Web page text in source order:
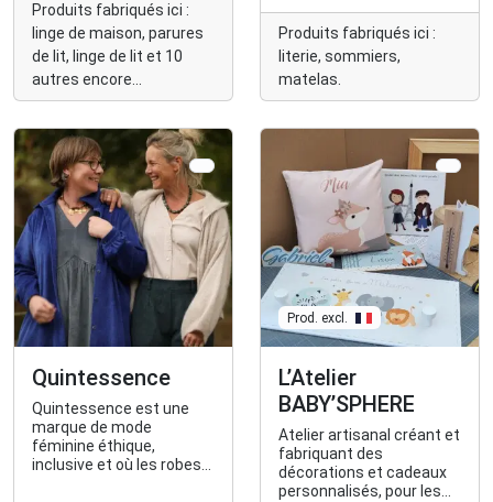
Produits fabriqués ici :
linge de maison, parures
de lit, linge de lit et 10
autres encore...
matelas, sommiers et
linge de lit à la demande,
avec des matériaux
naturels et locaux, pour
meilleur prix
Produits fabriqués ici :
literie, sommiers,
matelas.
Quintessence
Quintessence est une
marque de mode
féminine éthique,
inclusive et où les robes
Prod. excl.
L’Atelier
BABY’SPHERE
Atelier artisanal créant et
fabriquant des
décorations et cadeaux
personnalisés, pour les